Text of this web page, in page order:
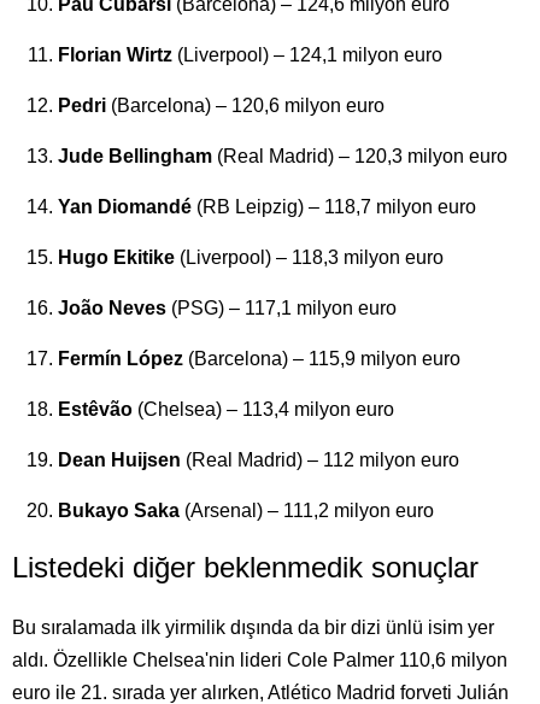
Florian Wirtz (Liverpool) – 124,1 milyon euro
Pedri (Barcelona) – 120,6 milyon euro
Jude Bellingham (Real Madrid) – 120,3 milyon euro
Yan Diomandé (RB Leipzig) – 118,7 milyon euro
Hugo Ekitike (Liverpool) – 118,3 milyon euro
João Neves (PSG) – 117,1 milyon euro
Fermín López (Barcelona) – 115,9 milyon euro
Estêvão (Chelsea) – 113,4 milyon euro
Dean Huijsen (Real Madrid) – 112 milyon euro
Bukayo Saka (Arsenal) – 111,2 milyon euro
Listedeki diğer beklenmedik sonuçlar
Bu sıralamada ilk yirmilik dışında da bir dizi ünlü isim yer
aldı. Özellikle Chelsea'nin lideri Cole Palmer 110,6 milyon
euro ile 21. sırada yer alırken, Atlético Madrid forveti Julián